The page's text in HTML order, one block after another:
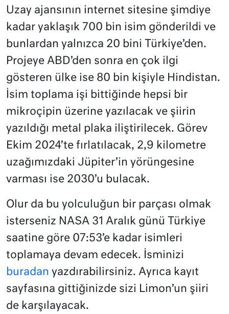
Uzay ajansının internet sitesine şimdiye
kadar yaklaşık 700 bin isim gönderildi ve
bunlardan yalnızca 20 bini Türkiye’den.
Projeye ABD’den sonra en çok ilgi
gösteren ülke ise 80 bin kişiyle Hindistan.
İsim toplama işi bittiğinde hepsi bir
mikroçipin üzerine yazılacak ve şiirin
yazıldığı metal plaka iliştirilecek. Görev
Ekim 2024’te fırlatılacak, 2,9 kilometre
uzağımızdaki Jüpiter’in yörüngesine
varması ise 2030’u bulacak.
Olur da bu yolculuğun bir parçası olmak
isterseniz NASA 31 Aralık günü Türkiye
saatine göre 07:53’e kadar isimleri
toplamaya devam edecek. İsminizi
buradan yazdırabilirsiniz. Ayrıca kayıt
sayfasına gittiğinizde sizi Limon’un şiiri
de karşılayacak.